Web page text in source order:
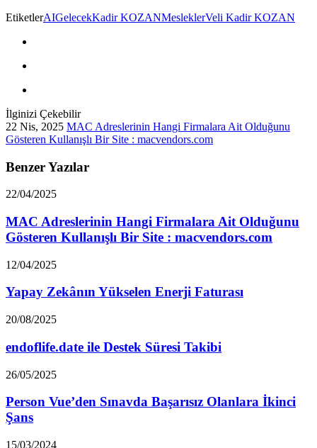
EtiketlerAIGelecekKadir KOZANMesleklerVeli Kadir KOZAN
İlginizi Çekebilir
22 Nis, 2025 MAC Adreslerinin Hangi Firmalara Ait Olduğunu
Gösteren Kullanışlı Bir Site : macvendors.com
Benzer Yazılar
22/04/2025
MAC Adreslerinin Hangi Firmalara Ait Olduğunu
Gösteren Kullanışlı Bir Site : macvendors.com
12/04/2025
Yapay Zekânın Yükselen Enerji Faturası
20/08/2025
endoflife.date ile Destek Süresi Takibi
26/05/2025
Person Vue’den Sınavda Başarısız Olanlara İkinci
Şans
15/03/2024